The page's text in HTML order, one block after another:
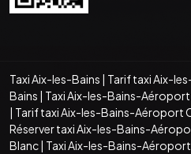
Taxi Aix-les-Bains | Tarif taxi Aix-
Bains | Taxi Aix-les-Bains-
| Tarif taxi Aix-les-Bains-Aéroport
Réserver taxi Aix-les-Bains-
Blanc| Taxi Aix-les-Bains-Aéroport